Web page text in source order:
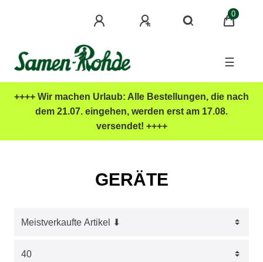
0
☰
++++ Wir machen Urlaub: Alle Bestellungen, die nach
dem 21.07. eingehen, werden erst am 17.08.
versendet! ++++
GERÄTE